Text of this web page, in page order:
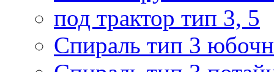
под трактор тип 3, 5
Спираль тип 3